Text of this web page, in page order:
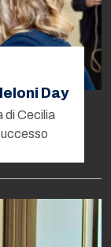
Day
di Cecilia